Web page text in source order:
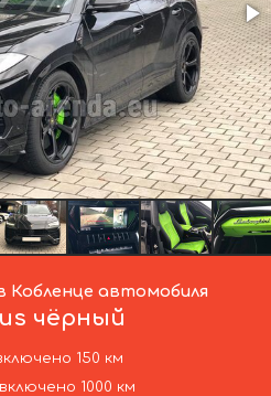
автомобиля
чёрный
150 км
1000 км